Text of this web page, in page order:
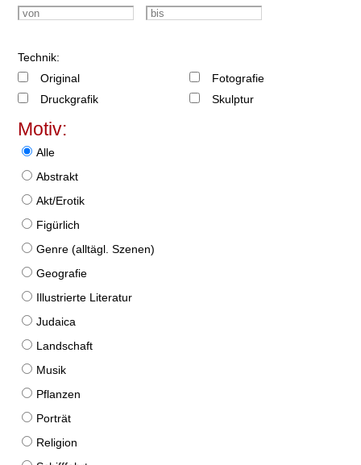
Technik:
Original
Druckgrafik
Fotografie
Skulptur
Motiv:
Alle
Abstrakt
Akt/Erotik
Figürlich
Genre (alltägl. Szenen)
Geografie
Illustrierte Literatur
Judaica
Landschaft
Musik
Pflanzen
Porträt
Religion